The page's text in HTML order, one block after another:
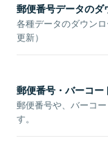
郵便番号データのダ
各種データのダウン
更新）
郵便番号・バーコー
郵便番号や、バーコ
す。